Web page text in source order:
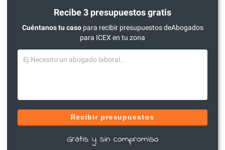
Recibe 3 presupuestos gratis
Cuéntanos tu casopara recibir presupuestos deAbogados
para ICEX en tu zona
Recibir presupuestos
Gratis y sin compromiso